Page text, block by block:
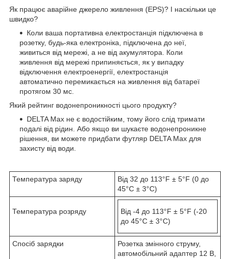
Як працює аварійне джерело живлення (EPS)? І наскільки це
швидко?
Коли ваша портативна електростанція підключена в
розетку, будь-яка електроніка, підключена до неї,
живиться від мережі, а не від акумулятора. Коли
живлення від мережі припиняється, як у випадку
відключення електроенергії, електростанція
автоматично перемикається на живлення від батареї
протягом 30 мс.
Який рейтинг водонепроникності цього продукту?
DELTA Max не є водостійким, тому його слід тримати
подалі від рідин. Або якщо ви шукаєте водонепроникне
рішення, ви можете придбати футляр DELTA Max для
захисту від води.
Температура заряду
Від 32 до 113°F ± 5°F (0 до
45°C ± 3°C)
Температура розряду
Від -4 до 113°F ± 5°F (-20
до 45°C ± 3°C)
Спосіб зарядки
Розетка змінного струму,
автомобільний адаптер 12 В,